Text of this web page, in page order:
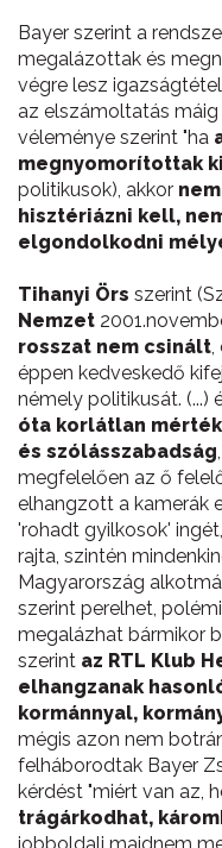
Bayer szerint a
megalázottak és
végre lesz
az elszámoltatás
véleménye szerint "ha
megnyomorítottak
politikusok), akkor
hisztériázni kell,
elgondolkodni
Tihanyi Örs szerint
Nemzet
rosszat nem csinált,
éppen kedveskedő
némely politikusát. (...)
óta korlátlan
és szólásszabadság
megfelelően az ő
elhangzott a kamerák
'rohadt gyilkosok'
rajta, szintén
Magyarország
szerint perelhet,
megalázhat bármikor
szerint az RTL Klub
elhangzanak
kormánnyal,
mégis azon nem
felháborodtak Bayer
kérdést "miért van az,
trágárkodhat,